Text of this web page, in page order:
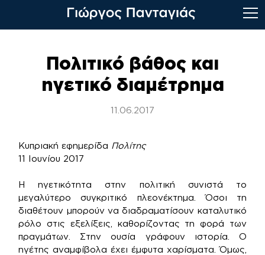
Πολιτικό βάθος και
ηγετικό διαμέτρημα
11.06.2017
Κυπριακή εφημερίδα Πολίτης
11 Ιουνίου 2017
Η ηγετικότητα στην πολιτική συνιστά το
μεγαλύτερο συγκριτικό πλεονέκτημα. Όσοι τη
διαθέτουν μπορούν να διαδραματίσουν καταλυτικό
ρόλο στις εξελίξεις, καθορίζοντας τη φορά των
πραγμάτων. Στην ουσία γράφουν ιστορία. Ο
ηγέτης αναμφίβολα έχει έμφυτα χαρίσματα. Όμως,